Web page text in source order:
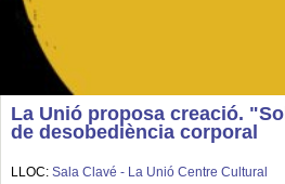
La Unió proposa creació.
de desobediència corporal
LLOC: Sala Clavé - La Unió Centre Cultural